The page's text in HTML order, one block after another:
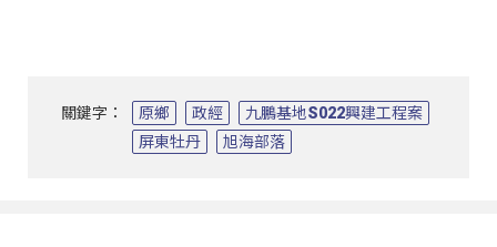
關鍵字： 原鄉 政經
九鵬基地S022興建工程案
屏東牡丹
旭海部落